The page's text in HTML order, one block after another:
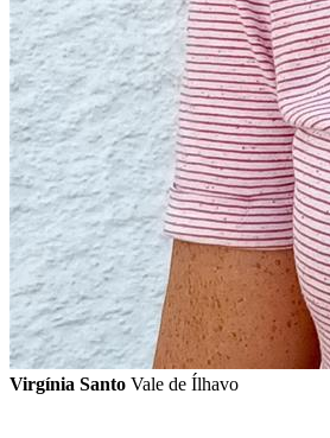
Virgínia Santo Vale de Ílhavo